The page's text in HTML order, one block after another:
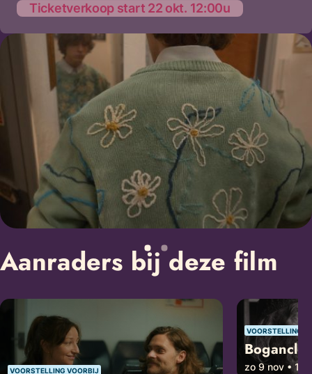
Ticketverkoop start 22 okt. 12:00u
Aanraders bij deze film
VOORSTELLING VOORBIJ
VOORSTELLING
zo 9 nov •